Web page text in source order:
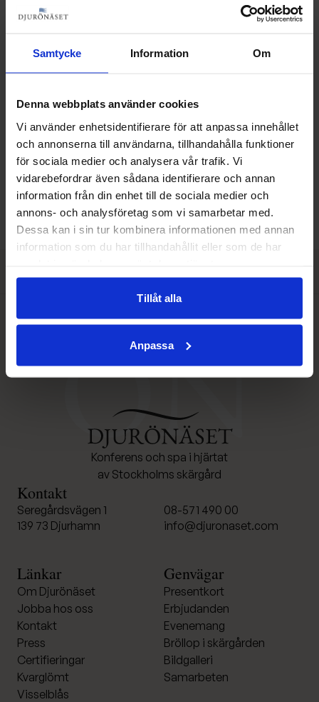
Samtycke Information Om
Denna webbplats använder cookies
Vi använder enhetsidentifierare för att anpassa innehållet
och annonserna till användarna, tillhandahålla funktioner
för sociala medier och analysera vår trafik. Vi
vidarebefordrar även sådana identifierare och annan
information från din enhet till de sociala medier och
annons- och analysföretag som vi samarbetar med.
Dessa kan i sin tur kombinera informationen med annan
information som du har tillhandahållit eller som de har
Tillåt alla
Anpassa
Praktisk information
– Kajakpassagerare: Från 3 år i tvåmanskajak
– Paddlare: Från 13 år i vuxet sällskap (simkunnig)
All paddling sker under eget ansvar enligt Internationella
Sjövägsregler.
Säkerhet
Säkerhetsinstruktioner finns anslagna vid
Äventyrscentret och skickas med i kundinformationen.
Paddlingszoner
Du får karta med tydliga zoner som visar var det är
säkert att paddla utifrån din erfarenhet.
Konferens och spa i hjärtat
av Stockholms skärgård
Länkar
Om Djurönäset
Jobba hos oss
Kontakt
Press
Certifieringar
Kvarglömt
Visselblås
Genvägar
Presentkort
Erbjudanden
Evenemang
Bröllop i skärgården
Bildgalleri
Samarbeten
Kontakt
Seregårdsvägen 1
139 73 Djurhamn
08-571 490 00
info@djuronaset.com